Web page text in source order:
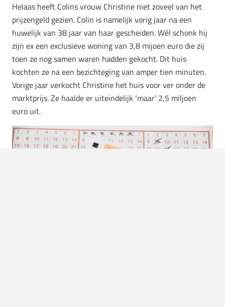
Helaas heeft Colins vrouw Christine niet zoveel van het
prijzengeld gezien. Colin is namelijk vorig jaar na een
huwelijk van 38 jaar van haar gescheiden. Wél schonk hij
zijn ex een exclusieve woning van 3,8 mijoen euro die zij
toen ze nog samen waren hadden gekocht. Dit huis
kochten ze na een bezichteging van amper tien minuten.
Vorige jaar verkocht Christine het huis voor ver onder de
marktprijs. Ze haalde er uiteindelijk ‘maar’ 2,5 miljoen
euro uit.